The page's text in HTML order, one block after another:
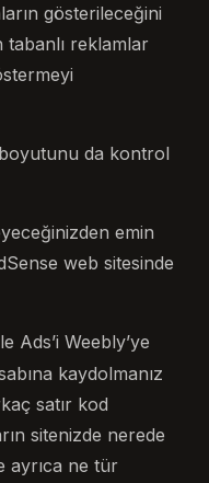
gösterileceğini
tabanlı reklamlar
da kontrol
emin
web sitesinde
Ads’i Weebly’ye
kaydolmanız
satır kod
sitenizde nerede
ayrıca ne tür